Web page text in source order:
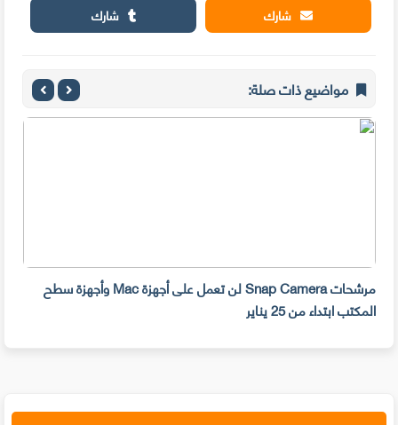
شارك
شارك
مواضيع ذات صلة:
مرشحات Snap Camera لن تعمل على أجهزة Mac وأجهزة سطح
المكتب ابتداء من 25 يناير